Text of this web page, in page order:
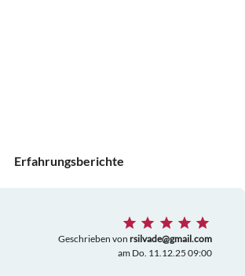
Erfahrungsberichte
Geschrieben von rsilvade@gmail.com
am Do. 11.12.25 09:00